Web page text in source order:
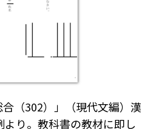
（302）」（現代文編）漢
り。教科書の教材に即し